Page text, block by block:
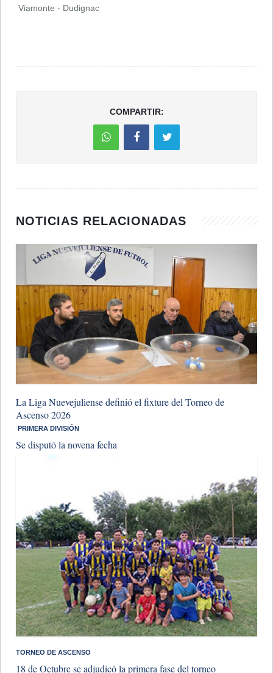
Viamonte - Dudignac
COMPARTIR:
NOTICIAS RELACIONADAS
La Liga Nuevejuliense definió el fixture del Torneo de
Ascenso 2026
​ PRIMERA DIVISIÓN
Se disputó la novena fecha
​TORNEO DE ASCENSO
18 de Octubre se adjudicó la primera fase del torneo